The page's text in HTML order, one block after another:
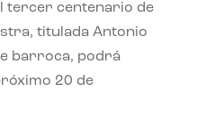
tercer centenario de
titulada Antonio
barroca, podrá
20 de